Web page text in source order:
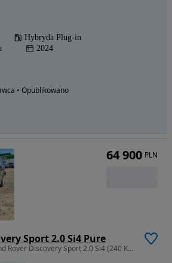
Hybryda Plug-in
2024
• Opublikowano
Sport 2.0 Si4 Pure
1997 cm3 • 240 KM • Land Rover Discovery Sport 2.0 Si4 (240 KM) 4x4|Automat|LED|Kamera
64 900 PLN